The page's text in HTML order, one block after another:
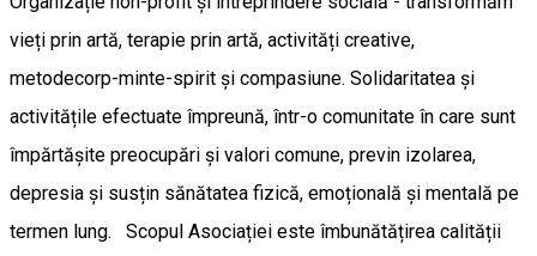
vieți prin artă, terapie prin artă, activități creative,
metodecorp-minte-spirit și compasiune. Solidaritatea și
activitățile efectuate împreună, într-o comunitate în care sunt
împărtășite preocupări și valori comune, previn izolarea,
depresia și susțin sănătatea fizică, emoțională și mentală pe
termen lung. Scopul Asociației este îmbunătățirea calității